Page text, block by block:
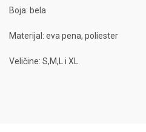
Boja: bela
Materijal: eva pena, poliester
Veličine: S,M,L i XL